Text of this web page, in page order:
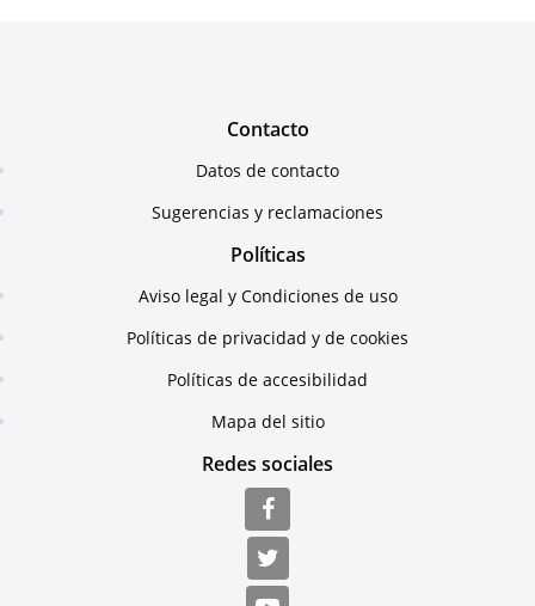
Contacto
Datos de contacto
Sugerencias y reclamaciones
Políticas
Aviso legal y Condiciones de uso
Políticas de privacidad y de cookies
Políticas de accesibilidad
Mapa del sitio
Redes sociales